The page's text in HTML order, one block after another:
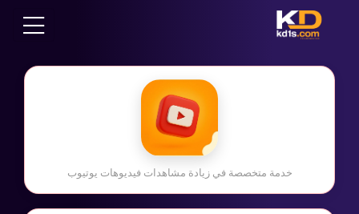
خدمة متخصصة في زيادة مشاهدات فيديوهات يوتيوب